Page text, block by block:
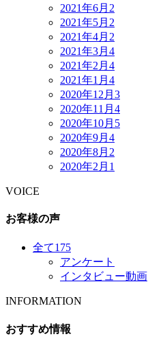
2021年6月 2
2021年5月 2
2021年4月 2
2021年3月 4
2021年2月 4
2021年1月 4
2020年12月 3
2020年11月 4
2020年10月 5
2020年9月 4
2020年8月 2
2020年2月 1
VOICE
お客様の声
全て175
アンケート
インタビュー動画
INFORMATION
おすすめ情報